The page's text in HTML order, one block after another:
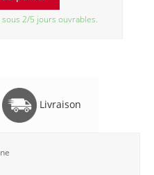
2/5 jours ouvrables.
Livraison